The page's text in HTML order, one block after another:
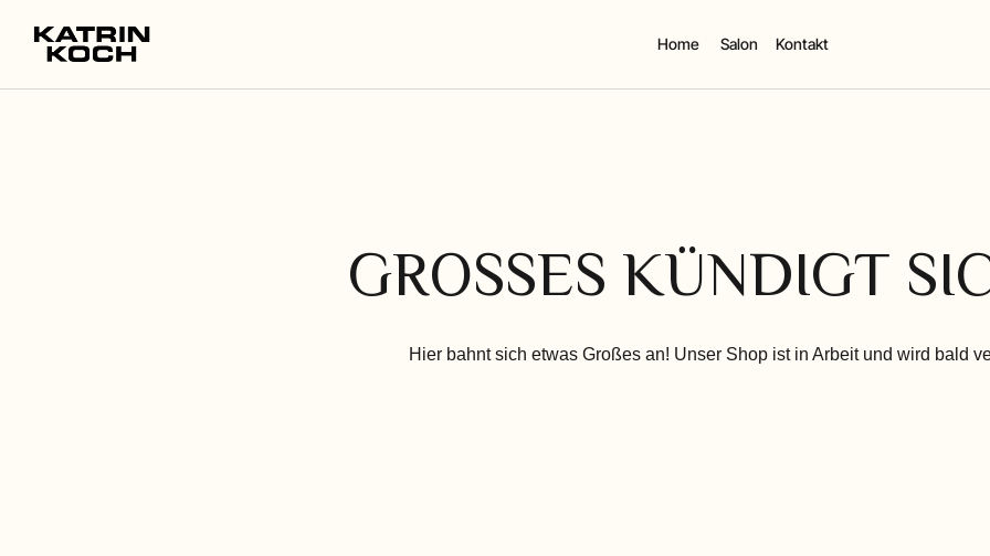
Home Salon Kontakt
GROSSES KÜNDIGT
Hier bahnt sich etwas Großes an! Unser Shop ist in Arbeit und wird bald